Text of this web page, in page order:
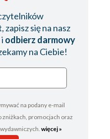
zapisz się na nasz
odbierz darmowy
na Ciebie!
na podany e-mail
zniżkach, promocjach oraz
więcej »